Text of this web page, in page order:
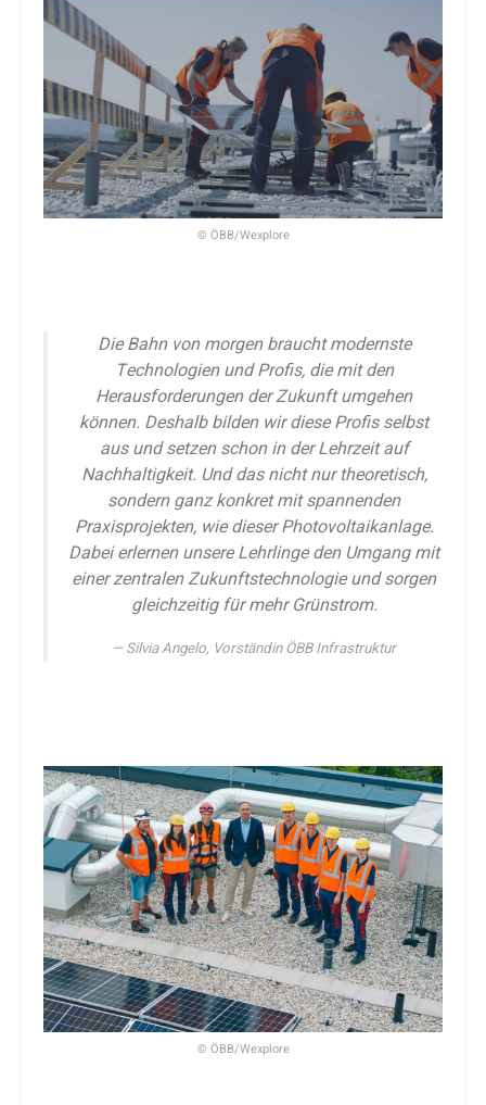
© ÖBB/Wexplore
Die Bahn von morgen braucht modernste
Technologien und Profis, die mit den
Herausforderungen der Zukunft umgehen
können. Deshalb bilden wir diese Profis selbst
aus und setzen schon in der Lehrzeit auf
Nachhaltigkeit. Und das nicht nur theoretisch,
sondern ganz konkret mit spannenden
Praxisprojekten, wie dieser Photovoltaikanlage.
Dabei erlernen unsere Lehrlinge den Umgang mit
einer zentralen Zukunftstechnologie und sorgen
gleichzeitig für mehr Grünstrom.
Silvia Angelo, Vorständin ÖBB Infrastruktur
© ÖBB/Wexplore